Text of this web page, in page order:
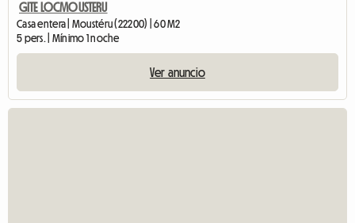
GITE LOCMOUSTERU
Casa entera | Moustéru (22200) | 60 M2
5 pers. | Mínimo 1 noche
Ver anuncio